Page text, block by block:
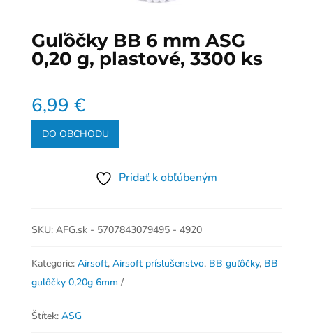
Guľôčky BB 6 mm ASG
0,20 g, plastové, 3300 ks
6,99 €
DO OBCHODU
Pridať k obľúbeným
SKU: AFG.sk - 5707843079495 - 4920
Kategorie: Airsoft, Airsoft príslušenstvo, BB guľôčky, BB
guľôčky 0,20g 6mm
Štítek: ASG